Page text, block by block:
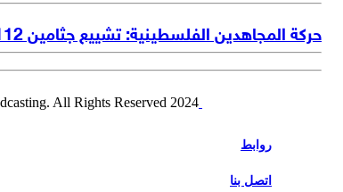
حركة المجاهدين الفلسطينية: تشييع جثامين 112 شهيداً تم انتشالها من تحت الأنقاض بعد مرور 3 أعوام شاهدا على بشاعة ووحشية العدو الصهيوني
2024 Alalam News Network. Islamic Republic of Iran Broadcasting. All Rights Reserved.
روابط
اتصل بنا